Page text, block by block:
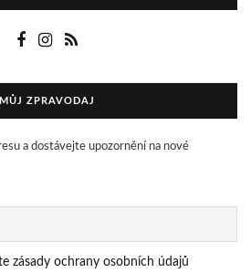
MŮJ ZPRAVODAJ
a dostávejte upozornění na nové
zásady ochrany osobních údajů